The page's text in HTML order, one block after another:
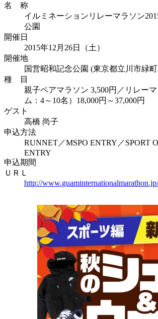
名 称
イルミネーションリレーマラソン
公園
開催日
2015年12月26日（土）
開催地
国営昭和記念公園 (東京都立川市緑町
種 目
親子ペアマラソン 3,500円／リレー
ム：4～10名）18,000円～37,000円
ゲスト
高橋 尚子
申込方法
RUNNET／MSPO ENTRY／SPORT
ENTRY
申込期間
ＵＲＬ
http://www.guaminternationalmarathon.jp/